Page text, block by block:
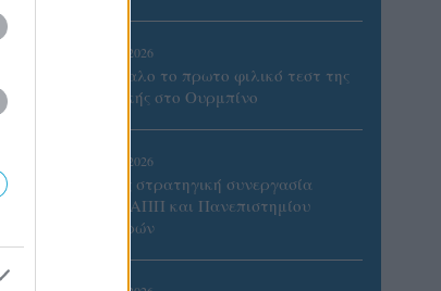
05/08/2026
Ισόπαλο το πρωτο φιλικό τεστ της
Εθνικής στο Ουρμπίνο
05/08/2026
Προς στρατηγική συνεργασία
ΠΑΣΑΠΠ και Πανεπιστημίου
Πατρών